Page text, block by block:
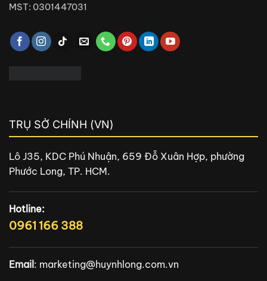
MST: 0301447031
TRỤ SỞ CHÍNH (VN)
Lô J35, KDC Phú Nhuận, 659 Đỗ Xuân Hợp, phường
Phước Long, TP. HCM.
Hotline:
0961 166 388
Email: marketing@huynhlong.com.vn